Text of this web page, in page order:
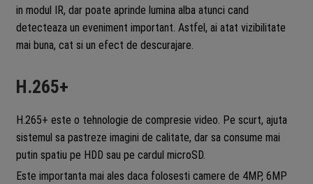
in modul IR, dar poate aprinde lumina alba atunci cand
detecteaza un eveniment important. Astfel, ai atat vizibilitate
mai buna, cat si un efect de descurajare.
H.265+
H.265+ este o tehnologie de compresie video. Pe scurt, ajuta
sistemul sa pastreze imagini de calitate, dar sa consume mai
putin spatiu pe HDD sau pe cardul microSD.
Este importanta mai ales daca folosesti camere de 4MP, 6MP